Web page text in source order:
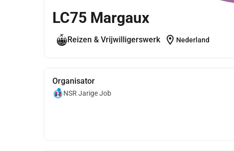
LC75 Margaux
Reizen & Vrijwilligerswerk location_on Nederland
Organisator
NSR Jarige Job